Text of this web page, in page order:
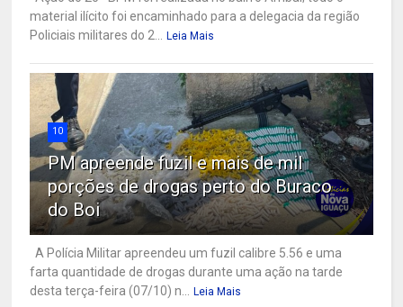
material ilícito foi encaminhado para a delegacia da região
Policiais militares do 2... Leia Mais
10
PM apreende fuzil e mais de mil
porções de drogas perto do Buraco
do Boi
A Polícia Militar apreendeu um fuzil calibre 5.56 e uma
farta quantidade de drogas durante uma ação na tarde
desta terça-feira (07/10) n... Leia Mais